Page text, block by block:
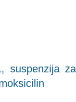
suspenzija za